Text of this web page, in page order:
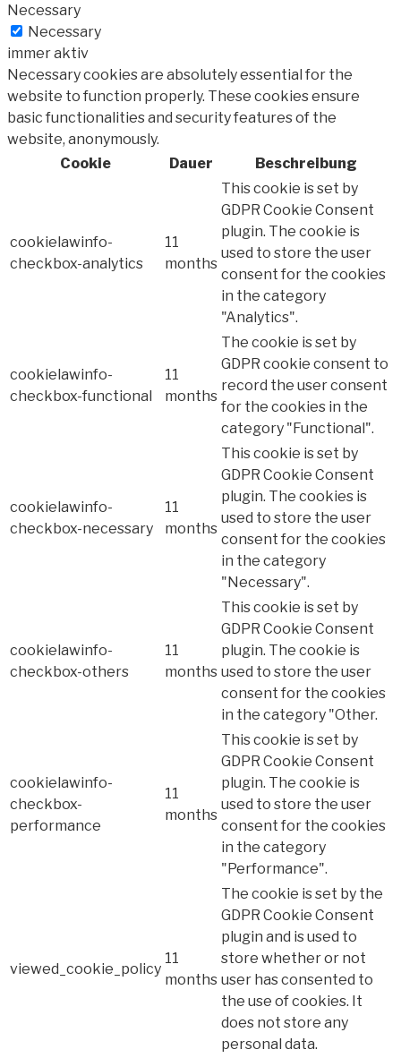
Necessary
Necessary
immer aktiv
Necessary cookies are absolutely essential for the
website to function properly. These cookies ensure
basic functionalities and security features of the
website, anonymously.
Cookie
Dauer Beschreibung
cookielawinfo-
checkbox-analytics
11
months
This cookie is set by
GDPR Cookie Consent
plugin. The cookie is
used to store the user
consent for the cookies
in the category
"Analytics".
cookielawinfo-
checkbox-functional
11
months
The cookie is set by
GDPR cookie consent to
record the user consent
for the cookies in the
category "Functional".
cookielawinfo-
checkbox-necessary
11
months
This cookie is set by
GDPR Cookie Consent
plugin. The cookies is
used to store the user
consent for the cookies
in the category
"Necessary".
cookielawinfo-
checkbox-others
11
months
This cookie is set by
GDPR Cookie Consent
plugin. The cookie is
used to store the user
consent for the cookies
in the category "Other.
cookielawinfo-
checkbox-
performance
11
months
This cookie is set by
GDPR Cookie Consent
plugin. The cookie is
used to store the user
consent for the cookies
in the category
"Performance".
viewed_cookie_policy
11
months
The cookie is set by the
GDPR Cookie Consent
plugin and is used to
store whether or not
user has consented to
the use of cookies. It
does not store any
personal data.